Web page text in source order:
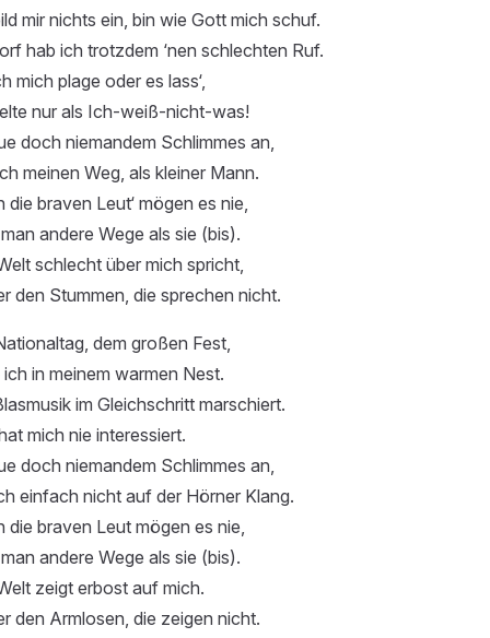
mir nichts ein, bin wie Gott mich schuf.
hab ich trotzdem ‘nen schlechten Ruf.
mich plage oder es lass‘,
nur als Ich-weiß-nicht-was!
doch niemandem Schlimmes an,
meinen Weg, als kleiner Mann.
die braven Leut‘ mögen es nie,
andere Wege als sie (bis).
schlecht über mich spricht,
den Stummen, die sprechen nicht.
dem großen Fest,
ich in meinem warmen Nest.
im Gleichschritt marschiert.
mich nie interessiert.
doch niemandem Schlimmes an,
einfach nicht auf der Hörner Klang.
die braven Leut mögen es nie,
andere Wege als sie (bis).
zeigt erbost auf mich.
den Armlosen, die zeigen nicht.